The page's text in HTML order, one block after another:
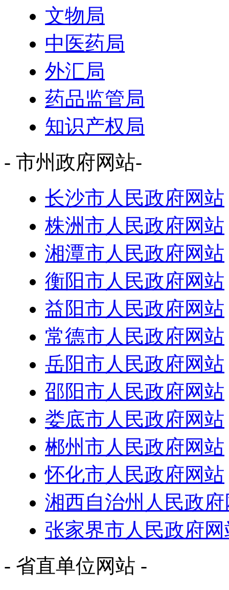
文物局
中医药局
外汇局
药品监管局
知识产权局
- 市州政府网站-
长沙市人民政府网站
株洲市人民政府网站
湘潭市人民政府网站
衡阳市人民政府网站
益阳市人民政府网站
常德市人民政府网站
岳阳市人民政府网站
邵阳市人民政府网站
娄底市人民政府网站
郴州市人民政府网站
怀化市人民政府网站
湘西自治州人民政
张家界市人民政府网
- 省直单位网站 -